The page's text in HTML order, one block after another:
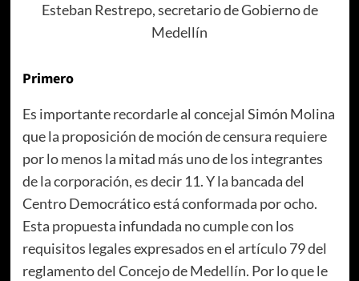
Esteban Restrepo, secretario de Gobierno de
Medellín
Primero
Es importante recordarle al concejal Simón Molina
que la proposición de moción de censura requiere
por lo menos la mitad más uno de los integrantes
de la corporación, es decir 11. Y la bancada del
Centro Democrático está conformada por ocho.
Esta propuesta infundada no cumple con los
requisitos legales expresados en el artículo 79 del
reglamento del Concejo de Medellín. Por lo que le